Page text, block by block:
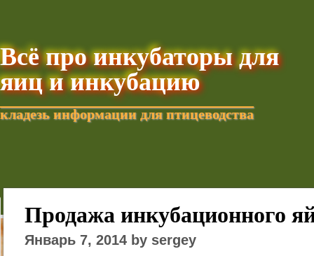
Всё про инкубаторы для
яиц и инкубацию
кладезь информации для птицеводства
Добавить текущую
Продажа инкубационного
Январь 7, 2014 by sergey